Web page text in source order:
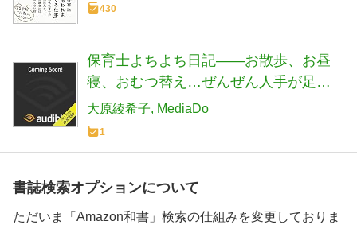
430
保育士よちよち日記――お散歩、お昼
寝、おむつ替え…ぜんぜん人手が足り
ません
大原綾希子 MediaDo
1
書誌検索オプションについて
ただいま「Amazon和書」検索の仕組みを変更しておりま